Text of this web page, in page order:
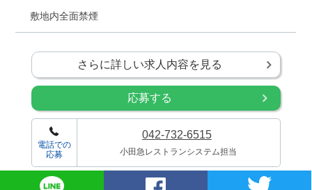
敷地内全面禁煙
さらに詳しい求人内容を見る
応募する
電話での
応募
042-732-6515
小田急レストランシステム担当